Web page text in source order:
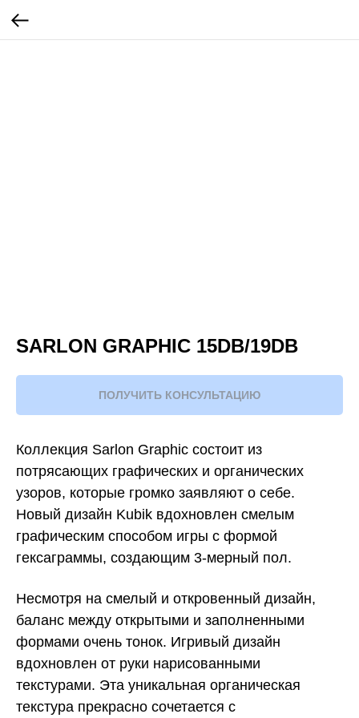
SARLON GRAPHIC 15DB/19DB
ПОЛУЧИТЬ КОНСУЛЬТАЦИЮ
Коллекция Sarlon Graphic состоит из
потрясающих графических и органических
узоров, которые громко заявляют о себе.
Новый дизайн Kubik вдохновлен смелым
графическим способом игры с формой
гексаграммы, создающим 3-мерный пол.
Несмотря на смелый и откровенный дизайн,
баланс между открытыми и заполненными
формами очень тонок. Игривый дизайн
вдохновлен от руки нарисованными
текстурами. Эта уникальная органическая
текстура прекрасно сочетается с